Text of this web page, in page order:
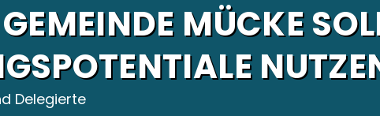
MÜCKE
Delegierte